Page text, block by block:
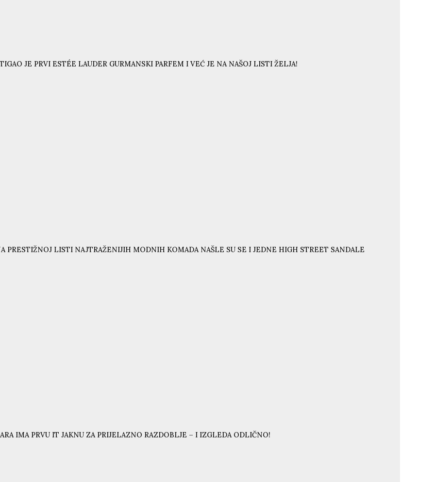
JE PRVI ESTÉE LAUDER GURMANSKI PARFEM I VEĆ JE NA NAŠOJ LISTI ŽELJA!
PRESTIŽNOJ LISTI NAJTRAŽENIJIH MODNIH KOMADA NAŠLE SU SE I JEDNE HIGH STREET SANDALE
IMA PRVU IT JAKNU ZA PRIJELAZNO RAZDOBLJE – I IZGLEDA ODLIČNO!